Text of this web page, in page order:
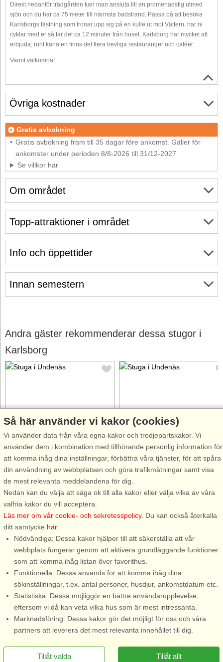
Direkt nedanför trädgården kan man ansluta till en promenadstig utmed
sjön och du har ca 75 meter till närmsta badstrand. Passa på att besöka
Karlsborgs fästning som tronar upp sig på en kulle ut mot Vättern, har ni
cyklar med er så tar det ca 12 minuter från huset. Karlsborg har mycket att
erbjuda, runt kanalen finns det flera trevliga restauranger och caféer.
Varmt välkomna!
Om området
Info och öppettider
Innan semestern
Övriga kostnader
Gratis avbokning
Gratis avbokning fram till 35 dagar före ankomst. Gäller för
ankomster under perioden 8/8-2026 till 31/12-2027
Se villkor här
Topp-attraktioner i området
Andra gäster rekommenderar dessa stugor i
Karlsborg
Stugnr: 44588
Undenäs
7 personer, 110 m²
3,0 km till sjö/hav:.
Njut av en semester i denna
trevliga stuga med lummig
trädgård lantligt belägen i
Älgarås, mellan Vänern &
Vättern i Västergötland. Ett
perfekt boende för er som
önskar lite av varje på er
semester, men ...
från 5.567 SEK
Stugnr: 44589
Undenäs
7 personer, 110 m²
3,0 km till sjö/hav:.
Unna er en vistelse i denna
mysiga stuga som gjord för
belägen i Älgarås, mellan
Västergötland. Vakna till
fåglarnas sång och njut av en
god frukost ...
från 7.799 SEK
Så här använder vi kakor (cookies)
Vi använder data från våra egna kakor och tredjepartskakor. Vi
använder dem i kombination med tillhörande personlig information för
att komma ihåg dina inställningar, förbättra våra tjänster, för att spåra
din användning av webbplatsen och göra trafikmätningar samt visa
de mest relevanta meddelandena för dig.
Nedan kan du välja att säga ok till alla kakor eller välja vilka av våra
valfria kakor du vill acceptera.
Läs mer om vår cookie- och sekretesspolicy. Du kan också återkalla
ditt samtycke här.
Nödvändiga: Dessa kakor hjälper till att säkerställa att vår
webbplats fungerar genom att aktivera grundläggande funktioner
som att komma ihåg listan över favorithus.
Funktionella: Dessa används för att komma ihåg dina
sökinställningar, t.ex. antal personer, husdjur, ankomstdatum etc.
Statistiska: Dessa möjliggör en bättre användarupplevelse,
eftersom vi då kan veta vilka hus som är mest intressanta.
Marknadsföring: Dessa kakor gör det möjligt för oss och våra
partners att leverera det mest relevanta innehållet till dig.
Tillåt allt
Tillåt valda